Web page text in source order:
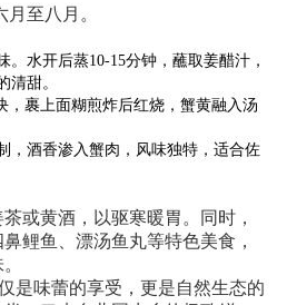
月至八月。
。水开后蒸10-15分钟，蘸取姜醋汁，
清甜。
，裹上面糊煎炸后红烧，蟹黄融入汤
，酒香渗入蟹肉，风味独特，适合佐
黄酒，以驱寒暖胃。同时，
鲤鱼、漂汤鱼丸等特色美食，
是味蕾的享受，更是自然生态的